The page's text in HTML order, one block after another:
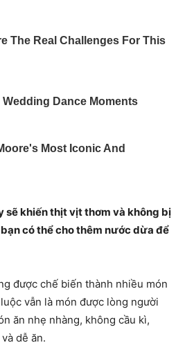
sẽ khiến thịt vịt thơm và không bị
có thể cho thêm nước dừa để
được chế biến thành nhiều món
vẫn là món được lòng người
ăn nhẹ nhàng, không cầu kì,
dễ ăn.